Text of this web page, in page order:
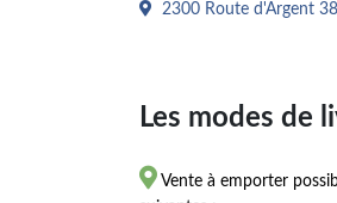
2300 Route d'Argent
Les modes de
 Vente à emporter